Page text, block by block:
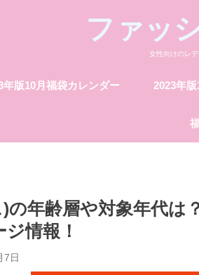
ファッ
女性向けのレ
年版10月福袋カレンダー 2023年
の年齢層や対象年代は
情報！
7日